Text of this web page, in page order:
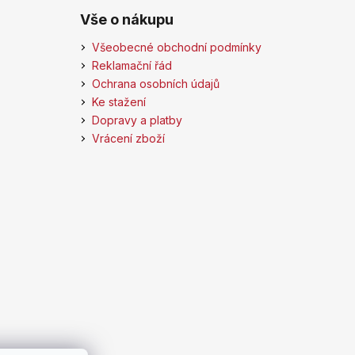
Vše o nákupu
Všeobecné obchodní podmínky
Reklamační řád
Ochrana osobních údajů
Ke stažení
Dopravy a platby
Vrácení zboží